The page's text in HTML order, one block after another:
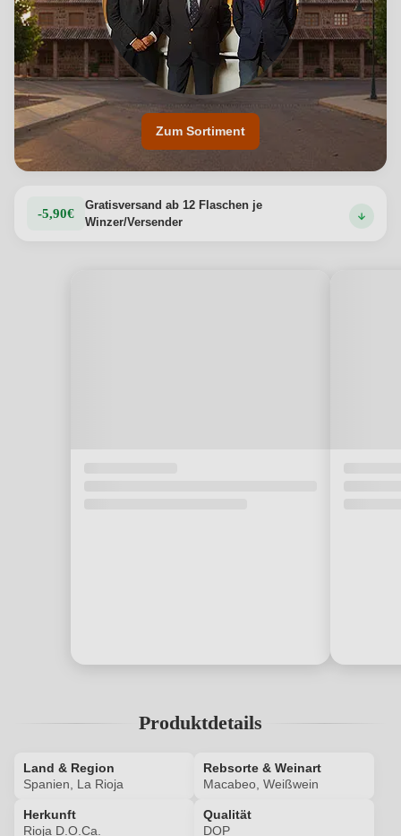
Zum Sortiment
-5,90€
Gratisversand ab 12 Flaschen je
Winzer/Versender
Produktdetails
Land & Region
Spanien, La Rioja
Rebsorte & Weinart
Macabeo, Weißwein
Herkunft
Rioja D.O.Ca.
Qualität
DOP